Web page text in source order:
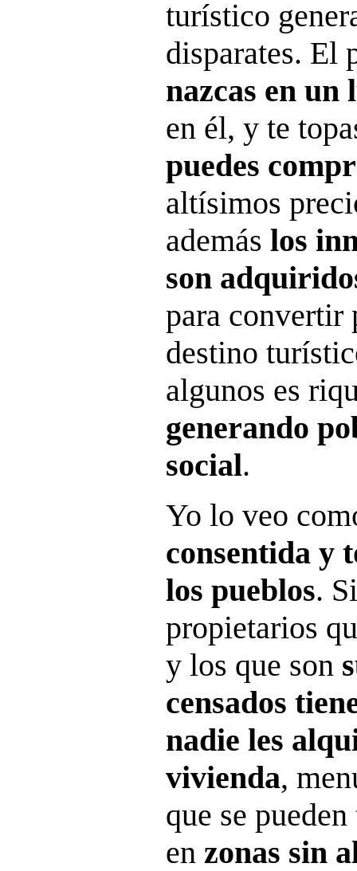
turístico
disparates. El
nazcas en un
en él, y te
puedes
altísimos
además los
son
para convertir
destino
algunos es
generando
social.
Yo lo veo
consentida y
los pueblos.
propietarios
y los que son
censados
nadie les
vivienda,
que se
en zonas sin